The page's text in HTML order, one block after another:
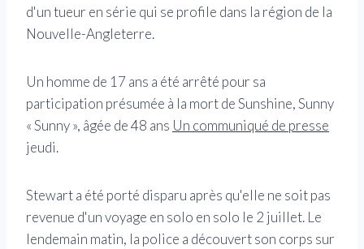
d'un tueur en série qui se profile dans la région de la
Nouvelle-Angleterre.
Un homme de 17 ans a été arrêté pour sa
participation présumée à la mort de Sunshine, Sunny
« Sunny », âgée de 48 ans Un communiqué de presse
jeudi.
Stewart a été porté disparu après qu'elle ne soit pas
revenue d'un voyage en solo en solo le 2 juillet. Le
lendemain matin, la police a découvert son corps sur